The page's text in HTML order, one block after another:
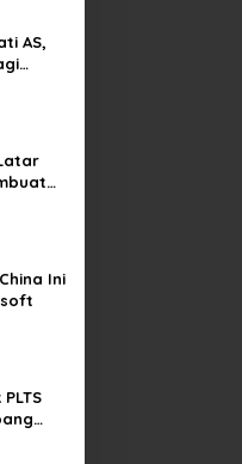
AS,
Ini